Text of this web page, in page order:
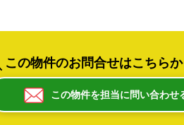
この物件のお問合せはこちらか
この物件を担当に問い合わせ